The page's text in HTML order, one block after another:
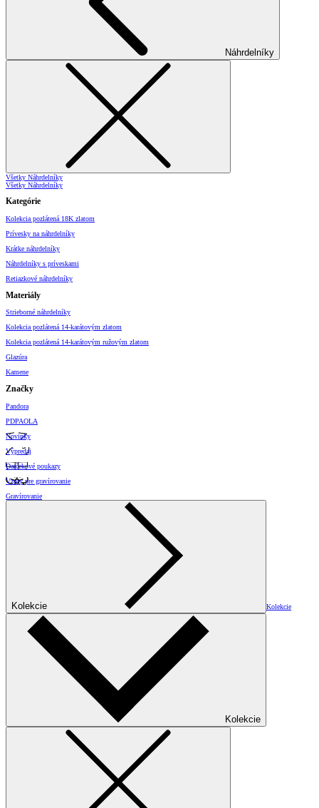
Náhrdelníky
Všetky Náhrdelníky
Všetky Náhrdelníky
Kategórie
Kolekcia pozlátená 18K zlatom
Prívesky na náhrdelníky
Krátke náhrdelníky
Náhrdelníky s príveskami
Retiazkové náhrdelníky
Materiály
Strieborné náhrdelníky
Kolekcia pozlátená 14-karátovým zlatom
Kolekcia pozlátená 14-karátovým ružovým zlatom
Glazúra
Kamene
Značky
Pandora
PDPAOLA
Novinky
Výpredaj
Darčekové poukazy
Vzory pre gravírovanie
Gravírovanie
Kolekcie Kolekcie
Kolekcie